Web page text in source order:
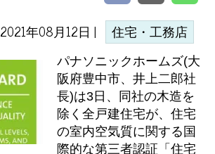
2021年08月12日 | 住宅・工務店
パナソニックホームズ(大
阪府豊中市、井上二郎社
長)は3日、同社の木造を
除く全戸建住宅が、住宅
の室内空気質に関する国
際的な第三者認証「住宅